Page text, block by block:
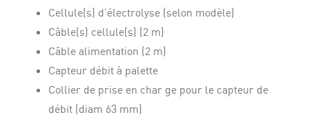
Cellule(s) d’électrolyse (selon modèle)
Câble(s) cellule(s) (2 m)
Câble alimentation (2 m)
Capteur débit à palette
Collier de prise en char ge pour le capteur de
débit (diam 63 mm)